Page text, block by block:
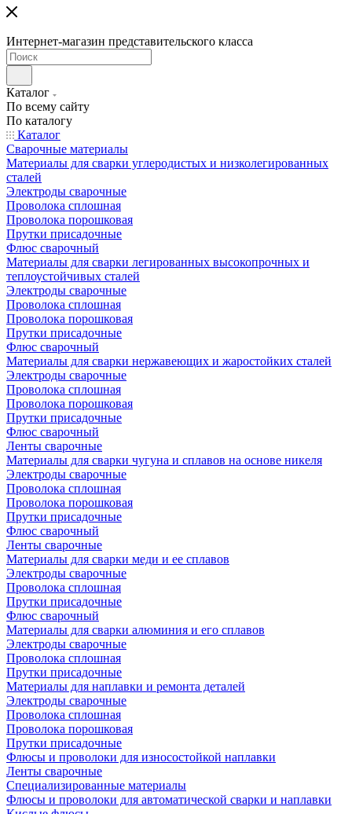
Интернет-магазин представительского класса
Каталог
По всему сайту
По каталогу
Каталог
Сварочные материалы
Материалы для сварки углеродистых и низколегированных
сталей
Электроды сварочные
Проволока сплошная
Проволока порошковая
Прутки присадочные
Флюс сварочный
Материалы для сварки легированных высокопрочных и
теплоустойчивых сталей
Электроды сварочные
Проволока сплошная
Проволока порошковая
Прутки присадочные
Флюс сварочный
Материалы для сварки нержавеющих и жаростойких сталей
Электроды сварочные
Проволока сплошная
Проволока порошковая
Прутки присадочные
Флюс сварочный
Ленты сварочные
Материалы для сварки чугуна и сплавов на основе никеля
Электроды сварочные
Проволока сплошная
Проволока порошковая
Прутки присадочные
Флюс сварочный
Ленты сварочные
Материалы для сварки меди и ее сплавов
Электроды сварочные
Проволока сплошная
Прутки присадочные
Флюс сварочный
Материалы для сварки алюминия и его сплавов
Электроды сварочные
Проволока сплошная
Прутки присадочные
Материалы для наплавки и ремонта деталей
Электроды сварочные
Проволока сплошная
Проволока порошковая
Прутки присадочные
Флюсы и проволоки для износостойкой наплавки
Ленты сварочные
Специализированные материалы
Флюсы и проволоки для автоматической сварки и наплавки